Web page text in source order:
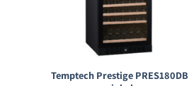
Temptech Prestige PRES180DB